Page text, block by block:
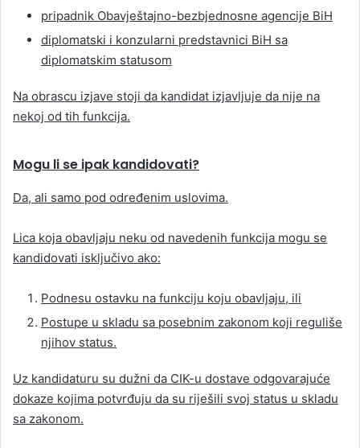
pripadnik Obavještajno-bezbjednosne agencije BiH
diplomatski i konzularni predstavnici BiH sa
diplomatskim statusom
Na obrascu izjave stoji da kandidat izjavljuje da nije na
nekoj od tih funkcija.
Mogu li se ipak kandidovati?
Da, ali samo pod određenim uslovima.
Lica koja obavljaju neku od navedenih funkcija mogu se
kandidovati isključivo ako:
Podnesu ostavku na funkciju koju obavljaju, ili
Postupe u skladu sa posebnim zakonom koji reguliše
njihov status.
Uz kandidaturu su dužni da CIK-u dostave odgovarajuće
dokaze kojima potvrđuju da su riješili svoj status u skladu
sa zakonom.